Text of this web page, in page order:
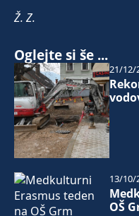
Ž. Z.
Oglejte si še ...
21/12/
OŠ
13/10/